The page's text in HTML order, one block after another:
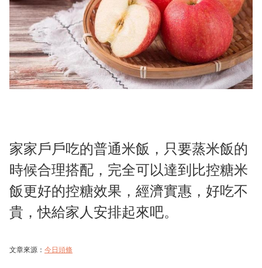
家家戶戶吃的普通米飯，只要蒸米飯的
時候合理搭配，完全可以達到比控糖米
飯更好的控糖效果，經濟實惠，好吃不
貴，快給家人安排起來吧。
文章來源： 今日頭條